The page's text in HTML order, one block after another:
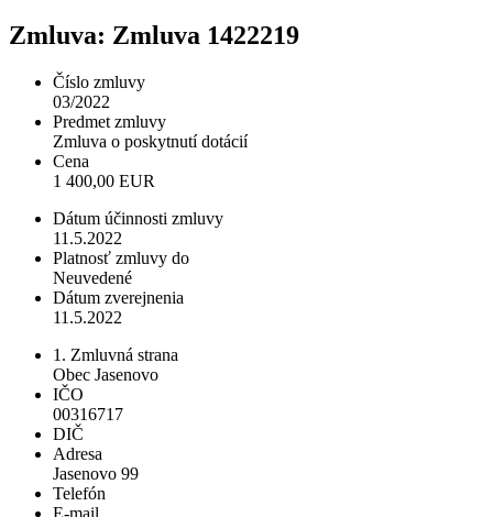
Zmluva: Zmluva 1422219
Číslo zmluvy
03/2022
Predmet zmluvy
Zmluva o poskytnutí dotácií
Cena
1 400,00 EUR
Dátum účinnosti zmluvy
11.5.2022
Platnosť zmluvy do
Neuvedené
Dátum zverejnenia
11.5.2022
1. Zmluvná strana
Obec Jasenovo
IČO
00316717
DIČ
Adresa
Jasenovo 99
Telefón
E-mail